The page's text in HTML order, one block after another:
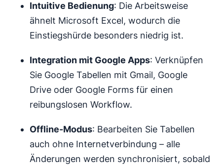
Intuitive Bedienung: Die Arbeitsweise
ähnelt Microsoft Excel, wodurch die
Einstiegshürde besonders niedrig ist.
Integration mit Google Apps: Verknüpfen
Sie Google Tabellen mit Gmail, Google
Drive oder Google Forms für einen
reibungslosen Workflow.
Offline-Modus: Bearbeiten Sie Tabellen
auch ohne Internetverbindung – alle
Änderungen werden synchronisiert, sobald